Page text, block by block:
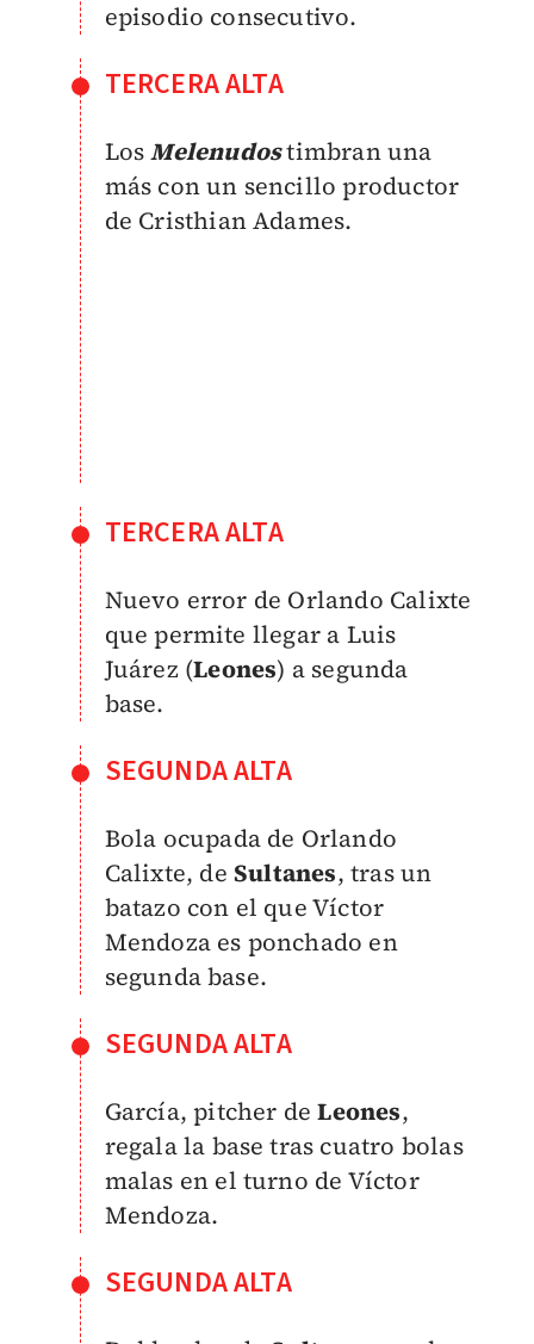
episodio consecutivo.
TERCERA ALTA
LosMelenudostimbran una
más con un sencillo productor
de Cristhian Adames.
TERCERA ALTA
Nuevo error de Orlando Calixte
que permite llegar a Luis
Juárez (Leones) a segunda
base.
SEGUNDA ALTA
Bola ocupada de Orlando
Calixte, de Sultanes, tras un
batazo con el que Víctor
Mendoza es ponchado en
segunda base.
SEGUNDA ALTA
García, pitcher deLeones,
regala la base tras cuatro bolas
malas en el turno de Víctor
Mendoza.
SEGUNDA ALTA